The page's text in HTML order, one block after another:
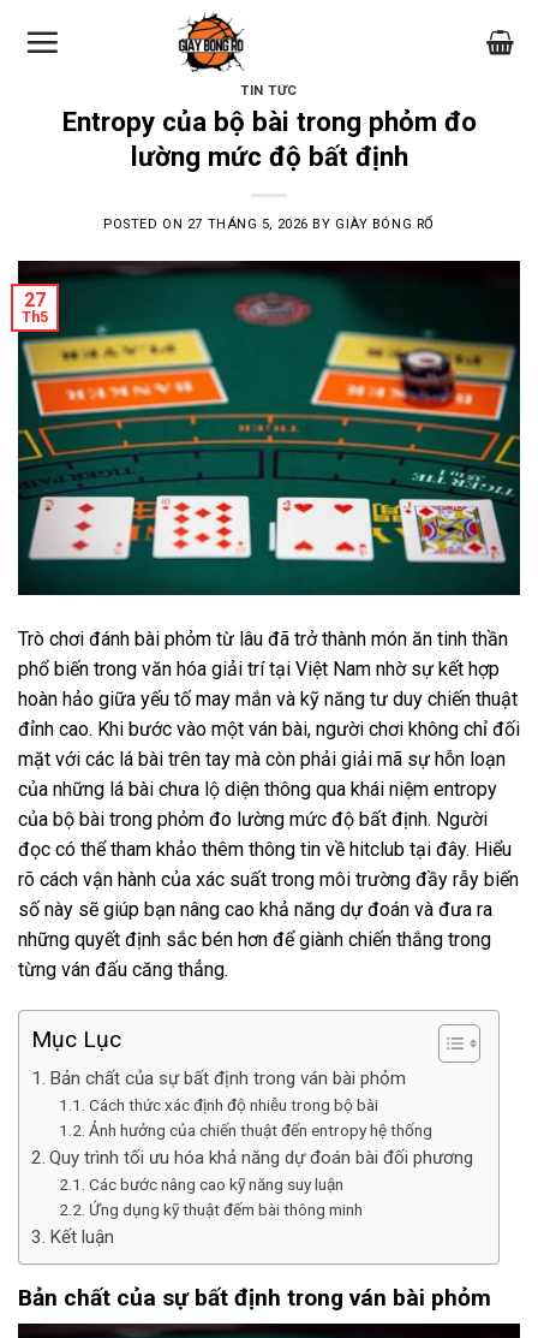
TIN TỨC
Entropy của bộ bài trong phỏm đo
lường mức độ bất định
POSTED ON 27 THÁNG 5, 2026 BY GIÀY BÓNG RỔ
27
Th5
Trò chơi đánh bài phỏm từ lâu đã trở thành món ăn tinh thần
phổ biến trong văn hóa giải trí tại Việt Nam nhờ sự kết hợp
hoàn hảo giữa yếu tố may mắn và kỹ năng tư duy chiến thuật
đỉnh cao. Khi bước vào một ván bài, người chơi không chỉ đối
mặt với các lá bài trên tay mà còn phải giải mã sự hỗn loạn
của những lá bài chưa lộ diện thông qua khái niệm entropy
của bộ bài trong phỏm đo lường mức độ bất định. Người
đọc có thể tham khảo thêm thông tin về hitclub tại đây. Hiểu
rõ cách vận hành của xác suất trong môi trường đầy rẫy biến
số này sẽ giúp bạn nâng cao khả năng dự đoán và đưa ra
những quyết định sắc bén hơn để giành chiến thắng trong
từng ván đấu căng thẳng.
Mục Lục
Bản chất của sự bất định trong ván bài phỏm
Cách thức xác định độ nhiễu trong bộ bài
Ảnh hưởng của chiến thuật đến entropy hệ thống
Quy trình tối ưu hóa khả năng dự đoán bài đối phương
Các bước nâng cao kỹ năng suy luận
Ứng dụng kỹ thuật đếm bài thông minh
Kết luận
Bản chất của sự bất định trong ván bài phỏm